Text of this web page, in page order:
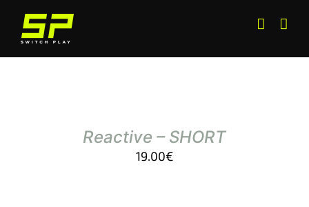
contenuto
Reactive – SHORT
19.00€